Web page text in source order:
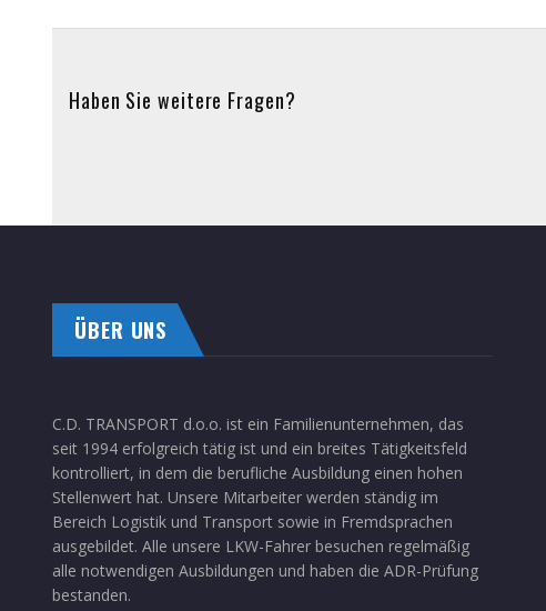
Haben Sie weitere Fragen?
ÜBER UNS
C.D. TRANSPORT d.o.o. ist ein Familienunternehmen, das
seit 1994 erfolgreich tätig ist und ein breites Tätigkeitsfeld
kontrolliert, in dem die berufliche Ausbildung einen hohen
Stellenwert hat. Unsere Mitarbeiter werden ständig im
Bereich Logistik und Transport sowie in Fremdsprachen
ausgebildet. Alle unsere LKW-Fahrer besuchen regelmäßig
alle notwendigen Ausbildungen und haben die ADR-Prüfung
bestanden.